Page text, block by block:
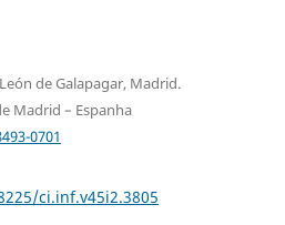
de Galapagar, Madrid.
Madrid – Espanha
0701
ci.inf.v45i2.3805